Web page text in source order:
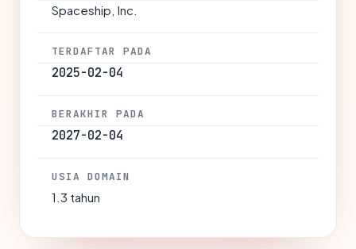
Spaceship, Inc.
TERDAFTAR PADA
2025-02-04
BERAKHIR PADA
2027-02-04
USIA DOMAIN
1.3 tahun